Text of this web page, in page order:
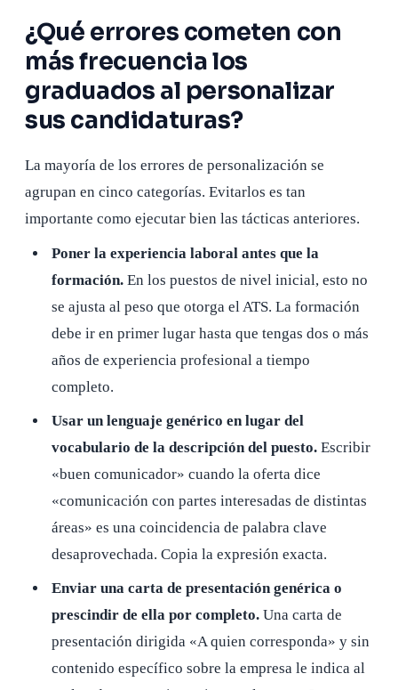
¿Qué errores cometen con
más frecuencia los
graduados al personalizar
sus candidaturas?
La mayoría de los errores de personalización se
agrupan en cinco categorías. Evitarlos es tan
importante como ejecutar bien las tácticas anteriores.
Poner la experiencia laboral antes que la
formación.En los puestos de nivel inicial, esto no
se ajusta al peso que otorga el ATS. La formación
debe ir en primer lugar hasta que tengas dos o más
años de experiencia profesional a tiempo
completo.
Usar un lenguaje genérico en lugar del
vocabulario de la descripción del puesto.Escribir
«buen comunicador» cuando la oferta dice
«comunicación con partes interesadas de distintas
áreas» es una coincidencia de palabra clave
desaprovechada. Copia la expresión exacta.
Enviar una carta de presentación genérica o
prescindir de ella por completo.Una carta de
presentación dirigida «A quien corresponda» y sin
contenido específico sobre la empresa le indica al